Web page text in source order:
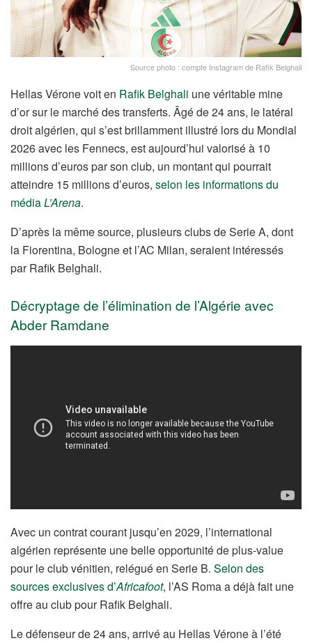
Source photo : compte Instagram de Rafik Belghali
Hellas Vérone voit en Rafik Belghali une véritable mine
d’or sur le marché des transferts. Âgé de 24 ans, le latéral
droit algérien, qui s’est brillamment illustré lors du Mondial
2026 avec les Fennecs, est aujourd’hui valorisé à 10
millions d’euros par son club, un montant qui pourrait
atteindre 15 millions d’euros, selon les informations du
médiaL’Arena.
D’après la même source, plusieurs clubs de Serie A, dont
la Fiorentina, Bologne et l’AC Milan, seraient intéressés
par Rafik Belghali.
Décryptage de l’élimination de l’Algérie avec
Abder Ramdane
Avec un contrat courant jusqu’en 2029, l’international
algérien représente une belle opportunité de plus-value
pour le club vénitien, relégué en Serie B. Selon des
sources exclusives d’Africafoot, l’AS Roma a déjà fait une
offre au club pour Rafik Belghali.
Le défenseur de 24 ans, arrivé au Hellas Vérone à l’été